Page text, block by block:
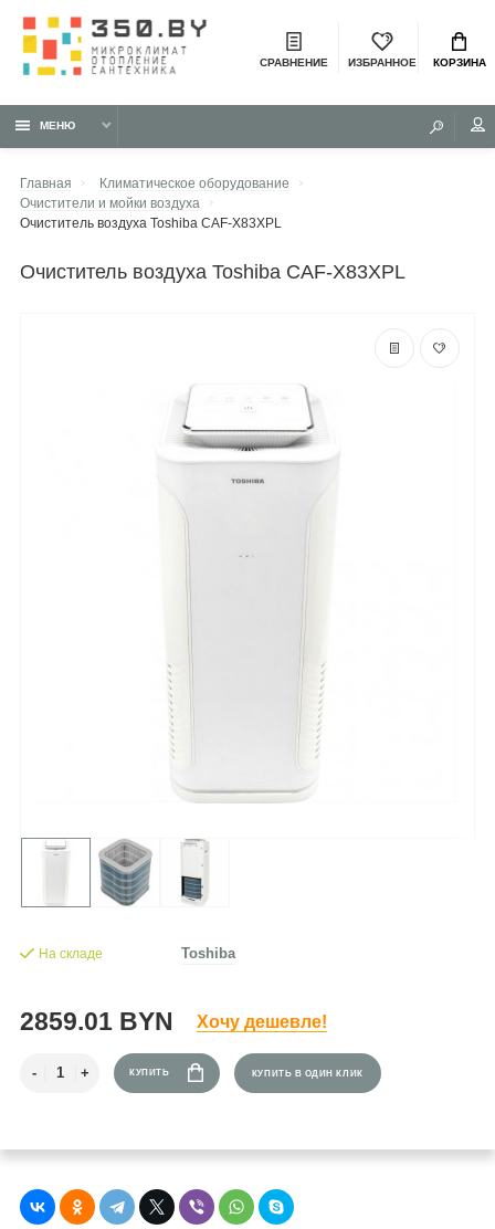
СРАВНЕНИЕ ИЗБРАННОЕ КОРЗИНА
МЕНЮ
Главная
Климатическое оборудование
Очистители и мойки воздуха
Очиститель воздуха Toshiba CAF-X83XPL
очиститель воздуха Toshiba CAF-X83XPL
На складе Toshiba
2859.01 BYN Хочу дешевле!
КУПИТЬ КУПИТЬ В ОДИН КЛИК